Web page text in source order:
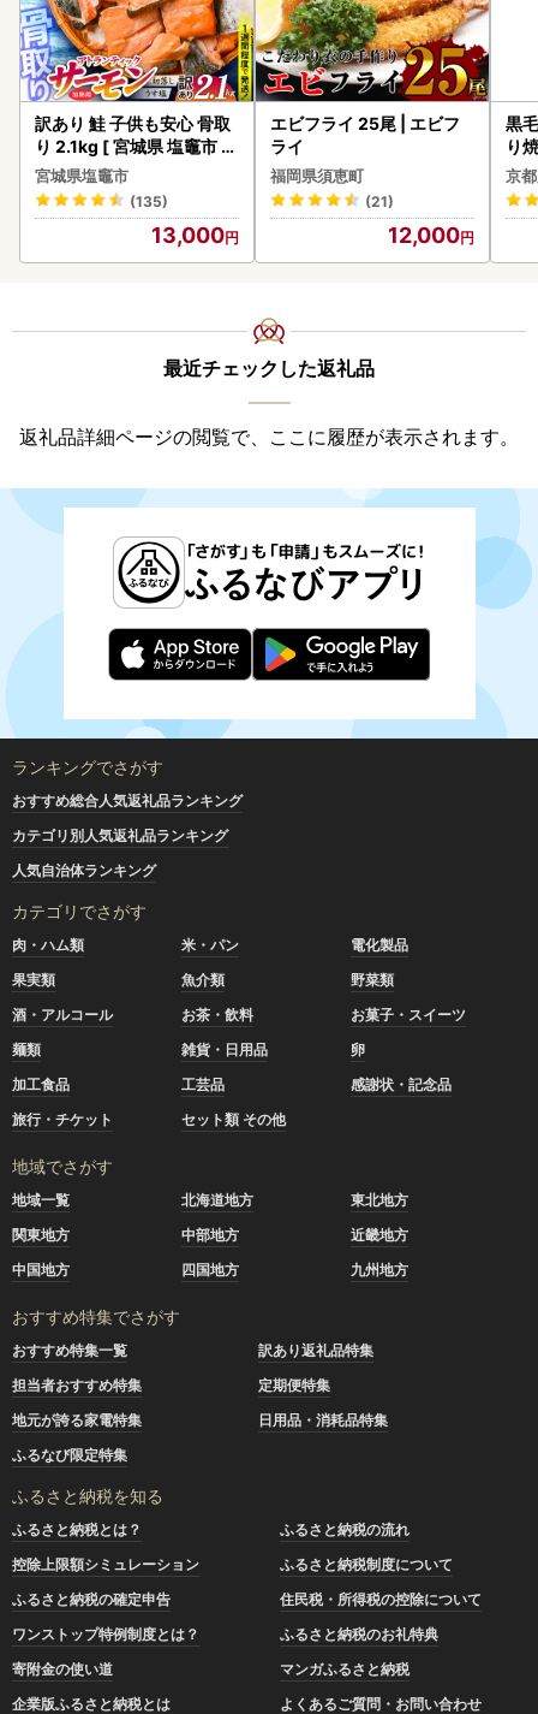
訳あり 鮭 子供も安心 骨取
り 2.1kg [ 宮城県 塩竈市 ]
鮭
宮城県塩竈市
(135)
13,000
エビフライ 25尾 | エビフ
ライ
福岡県須恵町
(21)
12,000
黒
り
京
最近チェックした返礼品
返礼品詳細ページの閲覧で、ここに履歴が表示されます。
ランキングでさがす
おすすめ総合人気返礼品ランキング
カテゴリ別人気返礼品ランキング
人気自治体ランキング
カテゴリでさがす
肉・ハム類 米・パン
電化製品
果実類
魚介類
野菜類
酒・アルコール
お茶・飲料
お菓子・スイーツ
麺類
雑貨・日用品
卵
加工食品
工芸品
感謝状・記念品
旅行・チケット
セット類 その他
地域でさがす
地域一覧 北海道地方
東北地方
関東地方
中部地方
近畿地方
中国地方
四国地方 九州地方
おすすめ特集でさがす
おすすめ特集一覧
訳あり返礼品特集
担当者おすすめ特集
定期便特集
地元が誇る家電特集
日用品・消耗品特集
ふるなび限定特集
ふるさと納税を知る
ふるさと納税とは？
ふるさと納税の流れ
控除上限額シミュレーション
ふるさと納税制度について
ふるさと納税の確定申告
住民税・所得税の控除について
ワンストップ特例制度とは？
ふるさと納税のお礼特典
寄附金の使い道
マンガふるさと納税
企業版ふるさと納税とは
よくあるご質問・お問い合わせ